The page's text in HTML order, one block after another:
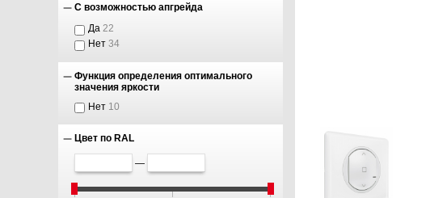
С возможностью апгрейда
Да 22
Нет 34
Функция определения оптимального
значения яркости
Нет 10
Цвет по RAL
—